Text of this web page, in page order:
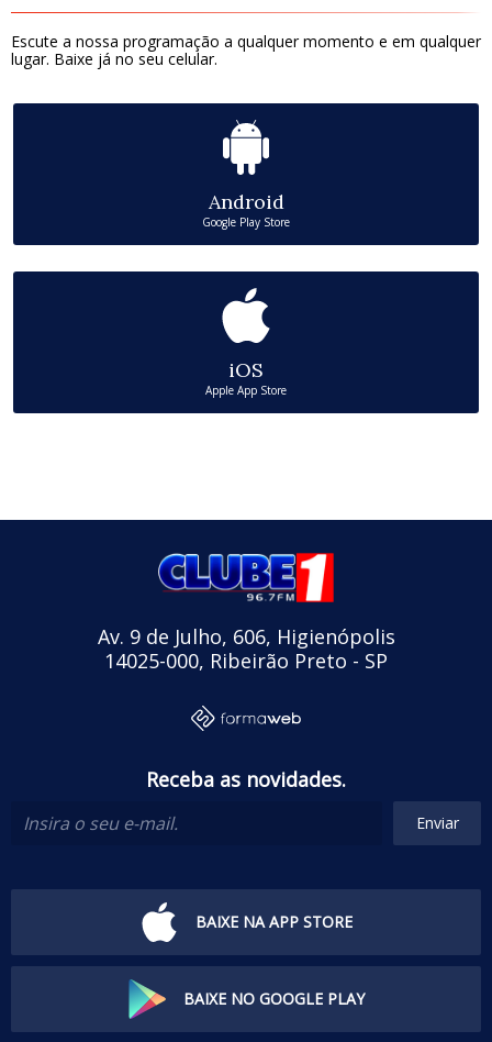
Escute a nossa programação a qualquer momento e em qualquer
lugar. Baixe já no seu celular.
Android
Google Play Store
iOS
Apple App Store
Av. 9 de Julho, 606, Higienópolis
14025-000, Ribeirão Preto - SP
Receba as novidades.
Enviar
BAIXE NA APP STORE
BAIXE NO GOOGLE PLAY